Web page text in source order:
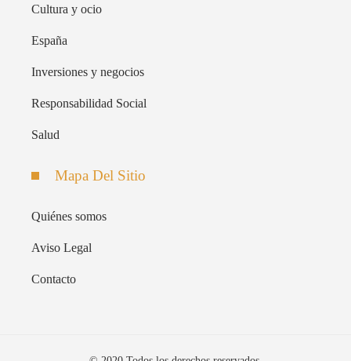
Cultura y ocio
España
Inversiones y negocios
Responsabilidad Social
Salud
Mapa Del Sitio
Quiénes somos
Aviso Legal
Contacto